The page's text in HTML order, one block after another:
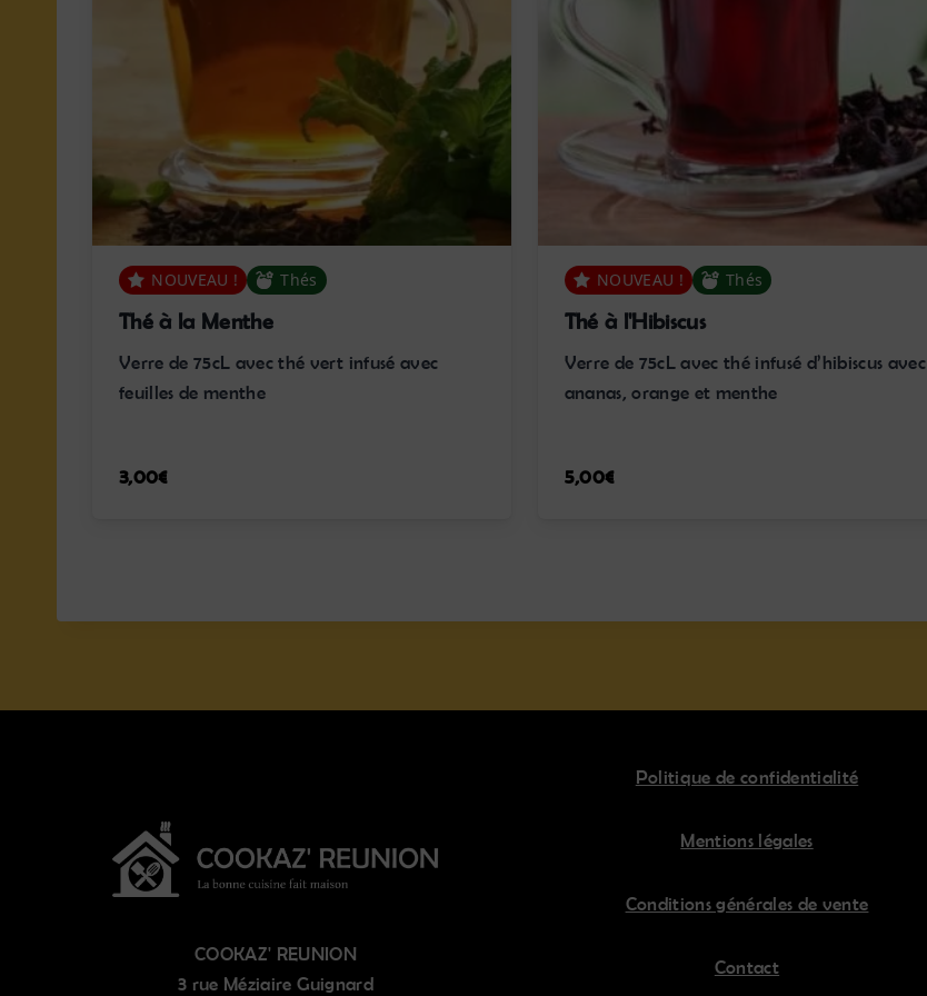
NOUVEAU ! Thés
Thé à la Menthe
Verre de 75cL avec thé vert infusé avec
feuilles de menthe
3,00€
NOUVEAU ! Thés
Thé à l'Hibiscus
Verre de 75cL avec thé infusé d’hibiscus avec
ananas, orange et menthe
5,00€
COOKAZ' REUNION
3 rue Méziaire Guignard
Politique de confidentialité
Mentions légales
Conditions générales de vente
Contact